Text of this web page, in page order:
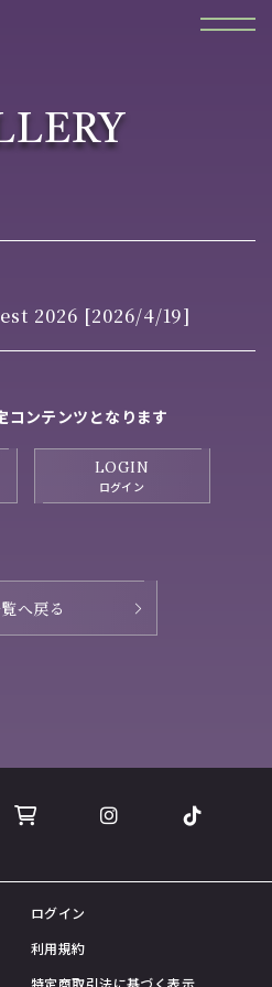
2026 [2026/4/19]
コンテンツとなります
LOGIN
ログイン
へ戻る
ログイン
利用規約
特定商取引法に基づく表示